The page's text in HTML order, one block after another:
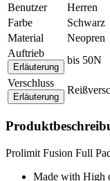
Benutzer
Herren
Farbe
Schwarz
Material
Neopren
Auftrieb
Erläuterung
bis 50N
Verschluss
Erläuterung
Prolimit Fusion Full
Made with High